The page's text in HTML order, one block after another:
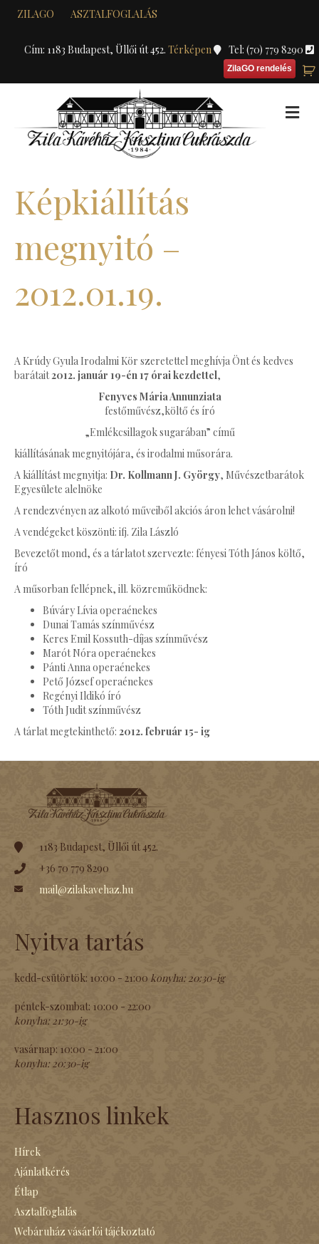
ZILAGO ASZTALFOGLALÁS
Cím: 1183 Budapest, Üllői út 452. Térképen Tel: (70) 779 8290
ZilaGO rendelés
Képkiállítás
megnyitó –
2012.01.19.
A Krúdy Gyula Irodalmi Kör szeretettel meghívja Önt és kedves
barátait2012. január 19-én 17 órai kezdettel,
Fenyves Mária Annunziata
festőművész,költő és író
„Emlékcsillagok sugarában” című
kiállításának megnyitójára, és irodalmi műsorára.
A kiállítást megnyitja: Dr. Kollmann J. György, Művészetbarátok
Egyesülete alelnöke
A rendezvényen az alkotó műveiből akciós áron lehet vásárolni!
A vendégeket köszönti: ifj. Zila László
Bevezetőt mond, és a tárlatot szervezte: fényesi Tóth János költő,
író
A műsorban fellépnek, ill. közreműködnek:
Búváry Lívia operaénekes
Dunai Tamás színművész
Keres Emil Kossuth-díjas színművész
Marót Nóra operaénekes
Pánti Anna operaénekes
Pető József operaénekes
Regényi Ildikó író
Tóth Judit színművész
A tárlat megtekinthető: 2012. február 15- ig
1183 Budapest, Üllői út 452.
+36 70 779 8290
mail@zilakavehaz.hu
Nyitva tartás
kedd-csütörtök: 10:00 - 21:00 konyha: 20:30-ig
péntek-szombat: 10:00 - 22:00
konyha: 21:30-ig
vasárnap: 10:00 - 21:00
konyha: 20:30-ig
Hasznos linkek
Hírek
Ajánlatkérés
Étlap
Asztalfoglalás
Webáruház vásárlói tájékoztató